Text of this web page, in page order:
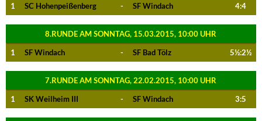
1
SC Hohenpeißenberg - SF Windach 4:4
8.RUNDE AM SONNTAG, 15.03.2015, 10:00 UHR
1
SF Windach - SF Bad Tölz 5½:2½
7.RUNDE AM SONNTAG, 22.02.2015, 10:00 UHR
1
SK Weilheim III - SF Windach 3:5